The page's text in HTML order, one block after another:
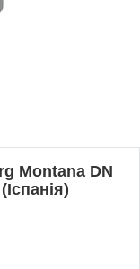
Montana DN